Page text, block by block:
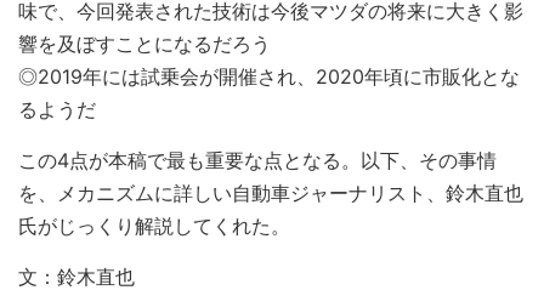
味で、今回発表された技術は今後マツダの将来に大きく影
響を及ぼすことになるだろう
◎2019年には試乗会が開催され、2020年頃に市販化とな
るようだ
この4点が本稿で最も重要な点となる。以下、その事情
を、メカニズムに詳しい自動車ジャーナリスト、鈴木直也
氏がじっくり解説してくれた。
文：鈴木直也